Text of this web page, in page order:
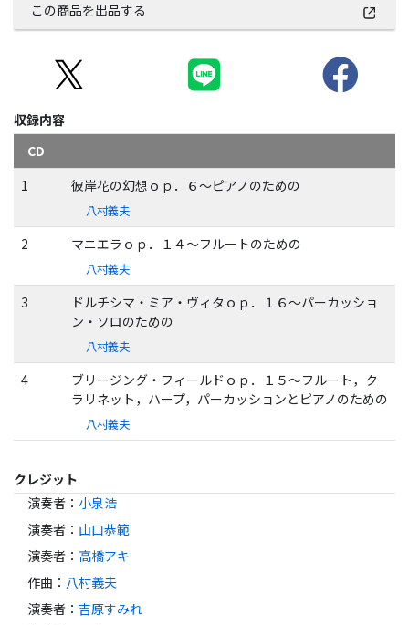
この商品を出品する
収録内容
CD
1
彼岸花の幻想ｏｐ．６～ピアノのための
八村義夫
2 マニエラｏｐ．１４～フルートのための
八村義夫
3
ドルチシマ・ミア・ヴィタｏｐ．１６～パーカッショ
ン・ソロのための
八村義夫
4
ブリージング・フィールドｏｐ．１５～フルート，ク
ラリネット，ハープ，パーカッションとピアノのための
八村義夫
クレジット
演奏者 ： 小泉浩
演奏者 ： 山口恭範
演奏者 ： 高橋アキ
作曲 ： 八村義夫
演奏者 ： 吉原すみれ